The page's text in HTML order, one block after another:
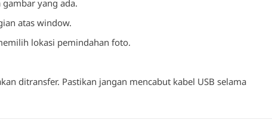
yang ada.
atas window.
lokasi pemindahan foto.
ditransfer. Pastikan jangan mencabut kabel USB selama